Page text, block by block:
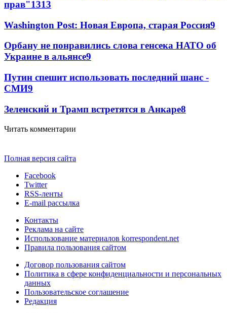
прав"1313
Washington Post: Новая Европа, старая Россия9
Орбану не понравились слова генсека НАТО об
Украине в альянсе9
Путин спешит использовать последний шанс -
СМИ9
Зеленский и Трамп встретятся в Анкаре8
Читать комментарии
Полная версия сайта
Facebook
Twitter
RSS-ленты
E-mail рассылка
Контакты
Реклама на сайте
Использование материалов korrespondent.net
Правила пользования сайтом
Договор пользования сайтом
Политика в сфере конфиденциальности и персональных
данных
Пользовательское соглашение
Редакция